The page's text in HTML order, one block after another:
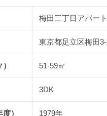
梅田三丁目アパート
東京都足立区梅田
51-59㎡
3DK
） 1979年